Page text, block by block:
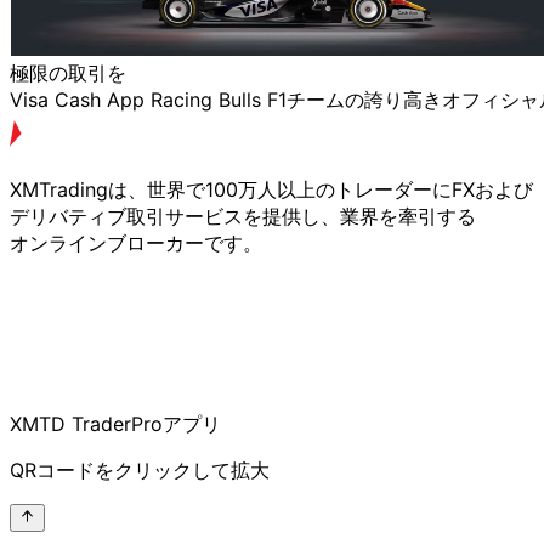
極限の取引を
Visa Cash App Racing Bulls F1チームの誇り 高きオフィシャ
XMTradingは、 世界で100万人以上の トレーダーにFXおよび
デリバティブ取引サービスを提供し、 業界を牽引する
オンラインブローカーです。
XMTD TraderProアプリ
QRコードをクリックして拡大